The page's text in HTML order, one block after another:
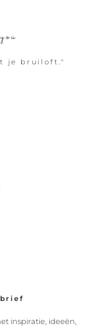
je bruiloft."
inspiratie, ideeën,